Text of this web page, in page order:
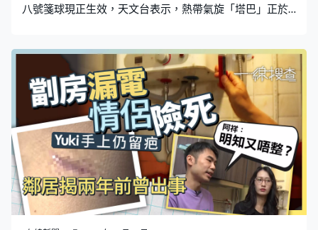
八號箋球現正生效，天文台表示，熱帶氣旋「塔巴」正於
廣東西部登陸，而其雨帶會在今日初時繼續為珠江口帶來
狂風大驟雨。八號烈風或暴風信號會至少維持至今早11
時。 受天文大潮及風暴潮的共同影響，今早本港西部沿岸
的水位會升得比平常高，部分低窪地區可能會出現水浸。
另外，在過去一小時，昂坪、長洲及橫瀾島分別錄得的最
高持續風速為每小時97、80及68公里，最高陣風分別超過
每小時125、103及86公里。